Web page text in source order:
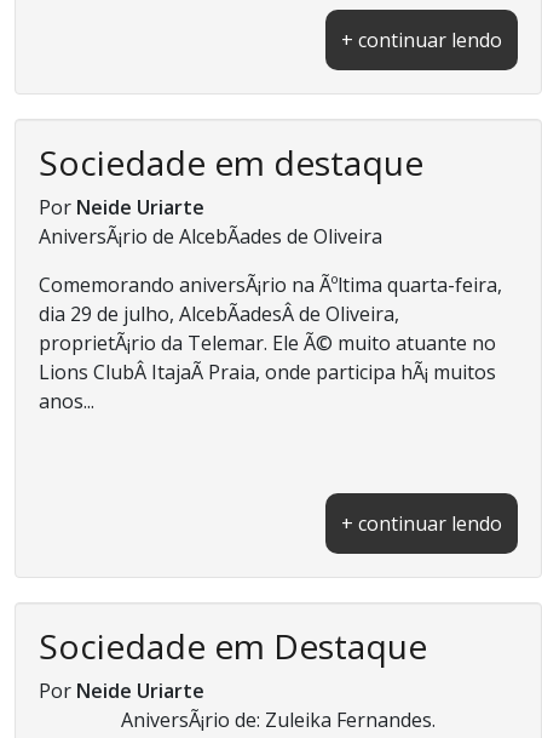
+ continuar lendo
Sociedade em destaque
Por Neide Uriarte
AniversÃ¡rio de AlcebÃ­ades de Oliveira
Comemorando aniversÃ¡rio na Ãºltima quarta-feira,
dia 29 de julho, AlcebÃ­adesÂ de Oliveira,
proprietÃ¡rio da Telemar. Ele Ã© muito atuante no
Lions ClubÂ ItajaÃ­ Praia, onde participa hÃ¡ muitos
anos...
+ continuar lendo
Sociedade em Destaque
Por Neide Uriarte
AniversÃ¡rio de: Zuleika Fernandes.